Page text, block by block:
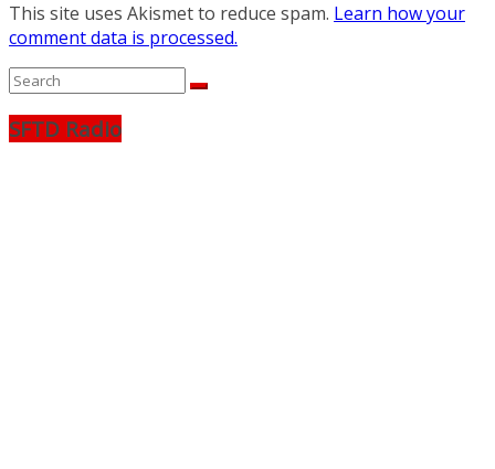
This site uses Akismet to reduce spam. Learn how your
comment data is processed.
SFTD Radio